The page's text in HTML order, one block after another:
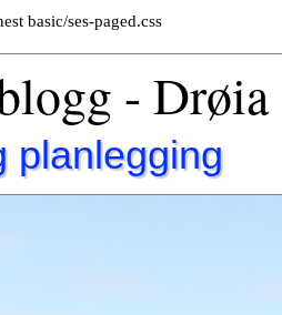
basic/ses-paged.css
- Drøia
planlegging